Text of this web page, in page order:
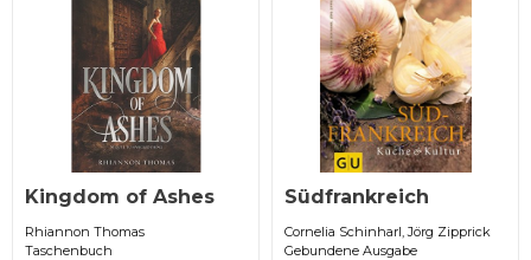
Kingdom of Ashes
Rhiannon Thomas
Taschenbuch
Südfrankreich
Cornelia Schinharl, Jörg Zipprick
Gebundene Ausgabe